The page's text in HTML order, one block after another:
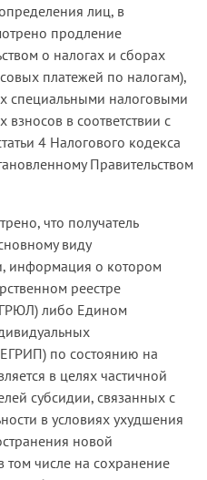
лиц, в
продление
о налогах и сборах
платежей по налогам),
специальными налоговыми
в соответствии с
4 Налогового кодекса
Правительством
что получатель
виду
информация о котором
реестре
либо Едином
по состоянию на
в целях частичной
субсидии, связанных с
в условиях ухудшения
новой
числе на сохранение